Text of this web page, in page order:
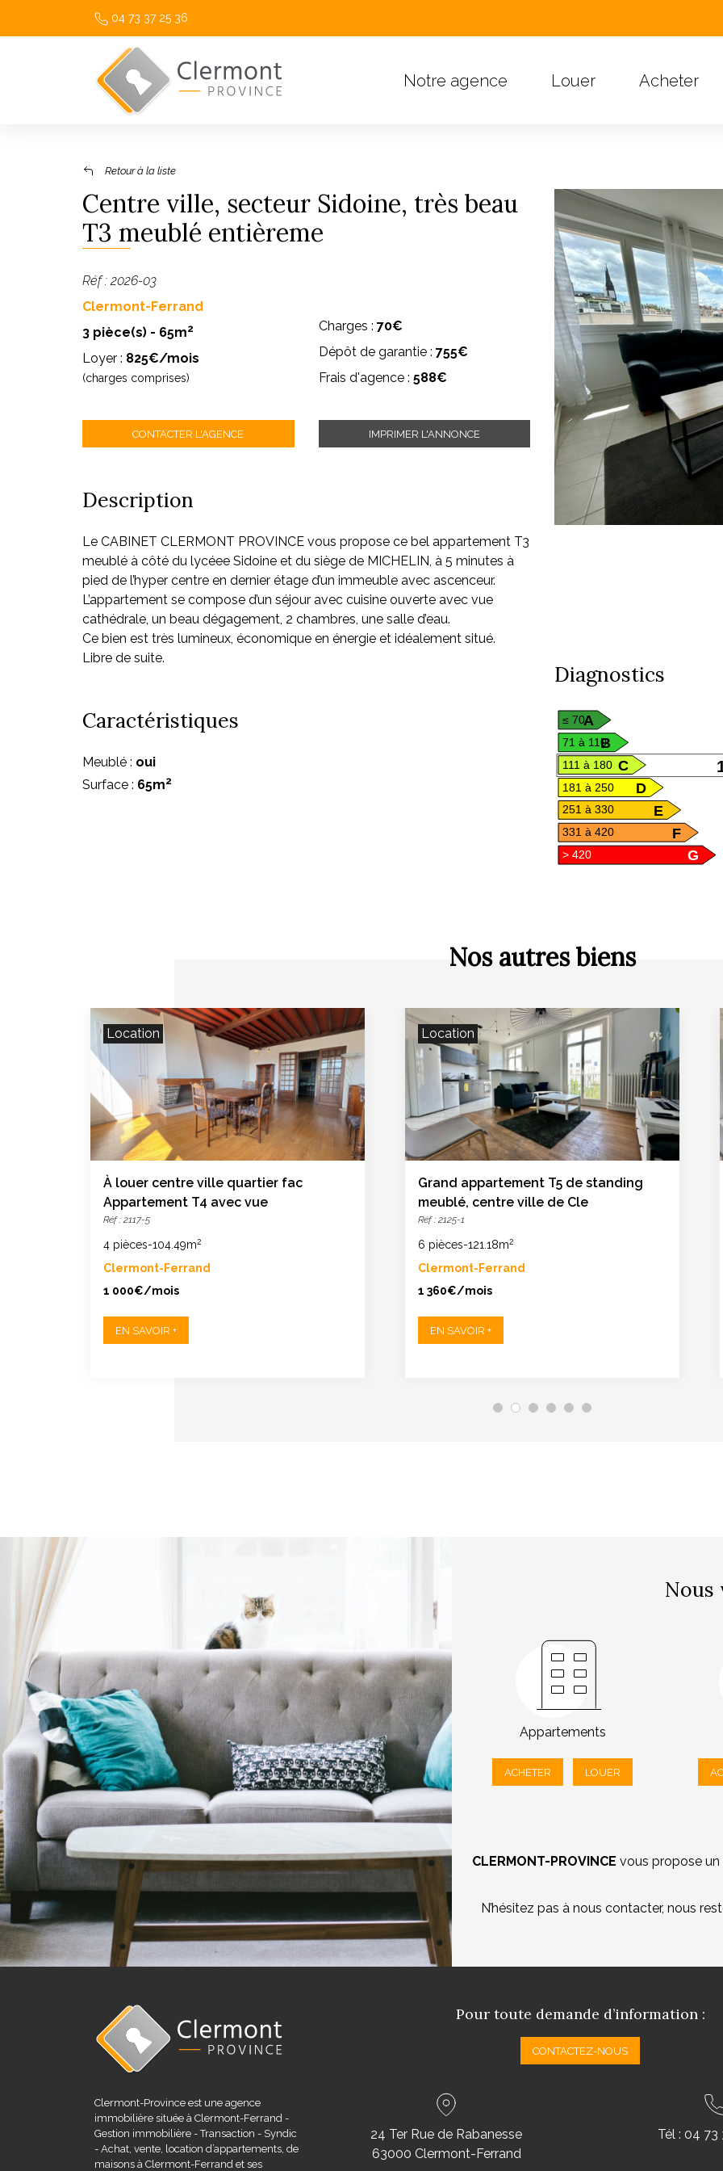
04 73 37 25 36
Notre agence Louer Acheter
Retour à la liste
Centre ville, secteur Sidoine, très beau
T3 meublé entièreme
Réf : 2026-03
Clermont-Ferrand
3 pièce(s) - 65m2
Loyer : 825€/mois
(charges comprises)
Charges : 70€
Dépôt de garantie : 755€
Frais d'agence : 588€
CONTACTER L'AGENCE IMPRIMER L'ANNONCE
Description
Le CABINET CLERMONT PROVINCE vous propose ce bel appartement T3
meublé à côté du lycéee Sidoine et du siège de MICHELIN, à 5 minutes à
pied de l’hyper centre en dernier étage d’un immeuble avec ascenceur.
L’appartement se compose d’un séjour avec cuisine ouverte avec vue
cathédrale, un beau dégagement, 2 chambres, une salle d’eau.
Ce bien est très lumineux, économique en énergie et idéalement situé.
Libre de suite.
Caractéristiques
Meublé : oui
Surface : 65m2
Diagnostics
A
≤ 70
B
71 à 110
C
111 à 180
D
181 à 250
E
251 à 330
F
331 à 420
G
> 420
Nos autres biens
Location
À louer centre ville quartier fac
Appartement T4 avec vue
Réf : 2117-5
4 pièces-104.49m2
Clermont-Ferrand
1 000€/mois
EN SAVOIR +
Location
Grand appartement T5 de standing
meublé, centre ville de Cle
Réf : 2125-1
6 pièces-121.18m2
Clermont-Ferrand
1 360€/mois
EN SAVOIR +
Nous
Appartements
ACHETER LOUER
CLERMONT-PROVINCE vous propose
N’hésitez pas à nous contacter, nous
Clermont-Province est une agence
immobilière située à Clermont-Ferrand -
Gestion immobilière - Transaction - Syndic
- Achat, vente, location d’appartements, de
maisons à Clermont-Ferrand et ses
Pour toute demande d’information :
CONTACTEZ-NOUS
24 Ter Rue de Rabanesse
63000 Clermont-Ferrand
Tél : 04 73